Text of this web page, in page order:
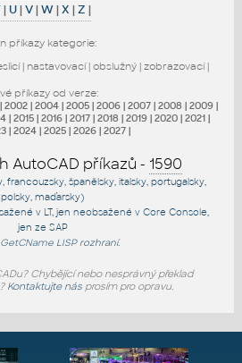
| U|V|W|X |Z |
příkazy kategorie:
| nastavovací| obslužný| zobrazovací|
příkazy od verze:
| 2002 | 2004 | 2005 | 2006 | 2007 | 2008 | 2009 |
| 2015 | 2016 | 2017 | 2018 | 2019 | 2020 | 2021 |
| 2024 | 2025 | 2026 | 2027 |
AutoCAD příkazů - 1590
španělsky, italsky, portugalsky,
polsky, maďarsky)
v LT, jen neobsažené v Core Console
jen ze SAP
GetCNameLISP rozhraní.
Chybějící nebo nesprávný překlad
Kontaktujte násprosím pro opravu.